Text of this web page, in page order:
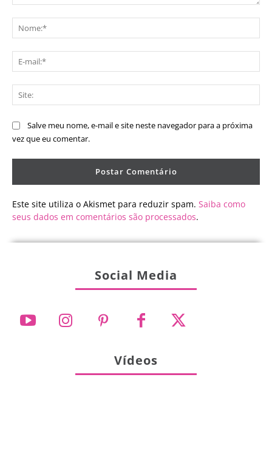
Salve meu nome, e-mail e site neste navegador para a próxima
vez que eu comentar.
Este site utiliza o Akismet para reduzir spam. Saiba como
seus dados em comentários são processados.
Social Media
Vídeos